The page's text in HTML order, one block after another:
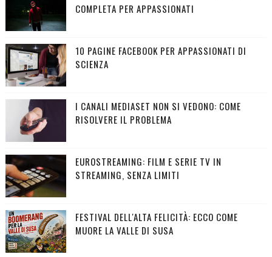
COMPLETA PER APPASSIONATI
10 PAGINE FACEBOOK PER APPASSIONATI DI
SCIENZA
I CANALI MEDIASET NON SI VEDONO: COME
RISOLVERE IL PROBLEMA
EUROSTREAMING: FILM E SERIE TV IN
STREAMING, SENZA LIMITI
FESTIVAL DELL'ALTA FELICITÀ: ECCO COME
MUORE LA VALLE DI SUSA